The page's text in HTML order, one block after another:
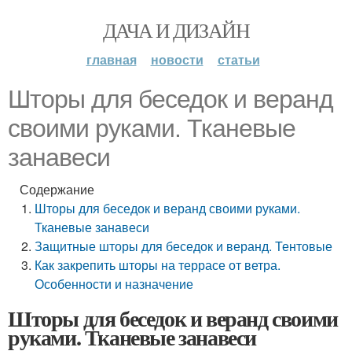
ДАЧА И ДИЗАЙН
главная новости статьи
Шторы для беседок и веранд
своими руками. Тканевые
занавеси
Содержание
Шторы для беседок и веранд своими руками.
Тканевые занавеси
Защитные шторы для беседок и веранд. Тентовые
Как закрепить шторы на террасе от ветра.
Особенности и назначение
Шторы для беседок и веранд своими
руками. Тканевые занавеси